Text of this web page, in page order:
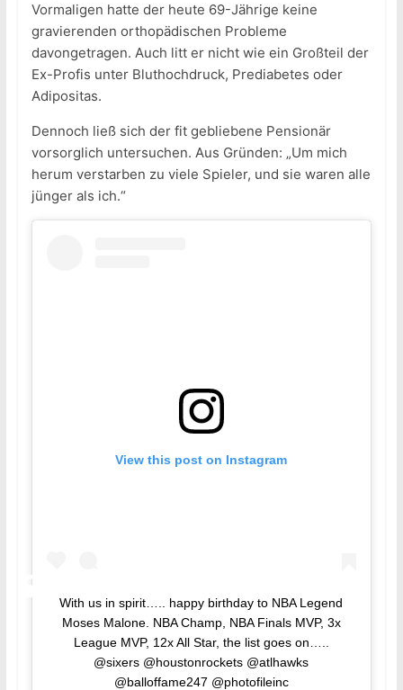
Vormaligen hatte der heute 69-Jährige keine
gravierenden orthopädischen Probleme
davongetragen. Auch litt er nicht wie ein Großteil der
Ex-Profis unter Bluthochdruck, Prediabetes oder
Adipositas.
Dennoch ließ sich der fit gebliebene Pensionär
vorsorglich untersuchen. Aus Gründen: „Um mich
herum verstarben zu viele Spieler, und sie waren alle
jünger als ich.“
View this post on Instagram
With us in spirit….. happy birthday to NBA Legend
Moses Malone. NBA Champ, NBA Finals MVP, 3x
League MVP, 12x All Star, the list goes on…..
@sixers @houstonrockets @atlhawks
@balloffame247 @photofileinc